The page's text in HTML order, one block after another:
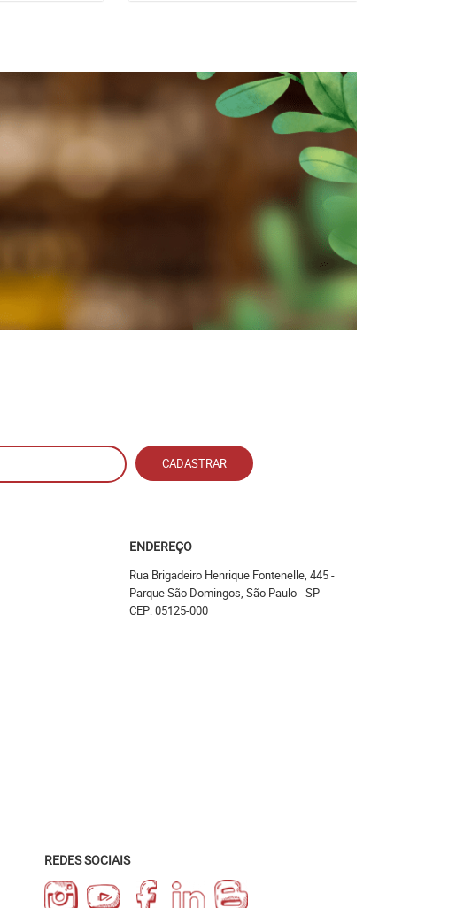
CADASTRAR
ENDEREÇO
Rua Brigadeiro Henrique Fontenelle, 445-
Parque São Domingos, São Paulo-SP
CEP: 05125-000
REDES SOCIAIS